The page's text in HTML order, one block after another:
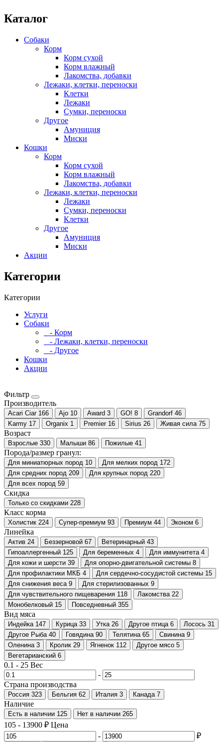
Каталог
Собаки
Корм
Корм сухой
Корм влажный
Лакомства, добавки
Лежаки, клетки, переноски
Клетки
Лежаки
Сумки, переноски
Другое
Амуниция
Миски
Кошки
Корм
Корм сухой
Корм влажный
Лакомства, добавки
Лежаки, клетки, переноски
Лежаки
Сумки, переноски
Клетки
Другое
Амуниция
Миски
Акции
Категории
Категории
Услуги
Собаки
- Корм
- Лежаки, клетки, переноски
- Другое
Кошки
Акции
Фильтр
Производитель
Acari Ciar 166 Ajo 10 Award 3 GO! 8 Grandorf 46
Karmy 17 Organix 1 Premier 16 Sirius 26 Живая сила 75
Возраст
Взрослые 330 Малыши 86 Пожилые 41
Порода/размер гранул:
Для миниатюрных пород 10 Для мелких пород 172
Для средних пород 209 Для крупных пород 220
Для всех пород 59
Скидка
Только со cкидками 228
Класс корма
Холистик 224 Супер-премиум 93 Премиум 44 Эконом 6
Линейка
Актив 24 Беззерновой 67 Ветеринарный 43
Гипоаллергенный 125 Для беременных 4 Для иммунитета 4
Для кожи и шерсти 39 Для опорно-двигательной системы 8
Для профилактики МКБ 4 Для сердечно-сосудистой системы 15
Для снижения веса 9 Для стерилизованных 9
Для чувствительного пищеварения 118 Лакомства 22
Монобелковый 15 Повседневный 355
Вид мяса
Индейка 147 Курица 33 Утка 26 Другое птица 6 Лосось 31
Другое Рыба 40 Говядина 90 Телятина 65 Свинина 9
Оленина 3 Кролик 29 Ягненок 112 Другое мясо 5
Вегетарианский 6
0.1 - 25 Вес
-
Страна производства
Россия 323 Бельгия 62 Италия 3 Канада 7
Наличие
Есть в наличии 125 Нет в наличии 265
105 - 13900 ₽ Цена
-
₽